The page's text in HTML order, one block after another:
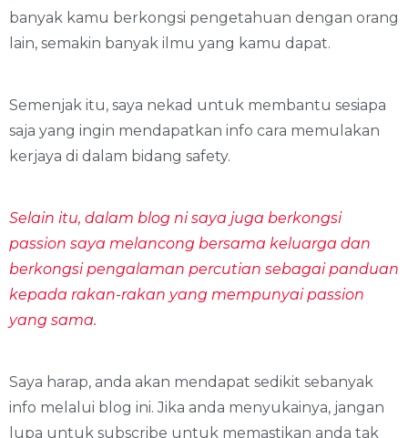
banyak kamu berkongsi pengetahuan dengan orang
lain, semakin banyak ilmu yang kamu dapat.
Semenjak itu, saya nekad untuk membantu sesiapa
saja yang ingin mendapatkan info cara memulakan
kerjaya di dalam bidang safety.
Selain itu, dalam blog ni saya juga berkongsi
passion saya melancong bersama keluarga dan
berkongsi pengalaman percutian sebagai panduan
kepada rakan-rakan yang mempunyai passion
yang sama.
Saya harap, anda akan mendapat sedikit sebanyak
info melalui blog ini. Jika anda menyukainya, jangan
lupa untuk subscribe untuk memastikan anda tak